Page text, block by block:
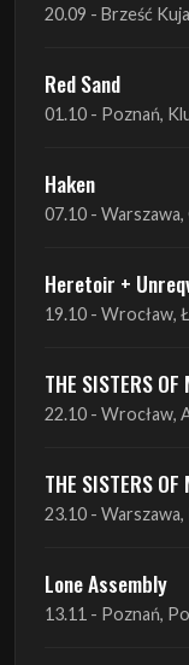
20.09 - Brześć
Red Sand
01.10 - Poznań,
Haken
07.10 - Warszawa,
Heretoir +
19.10 - Wrocław,
THE SISTERS OF
22.10 - Wrocław,
THE SISTERS OF
23.10 -
Lone Assembly
13.11 - Poznań,